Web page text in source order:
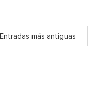
Entradas más antiguas